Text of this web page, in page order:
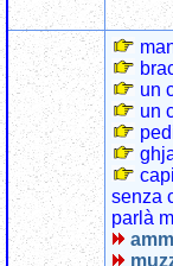
un
un
senza
parlà